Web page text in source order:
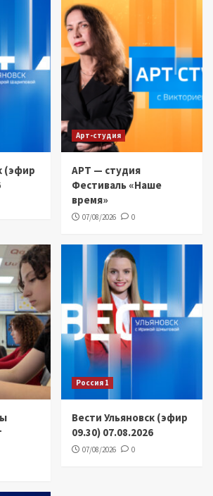
(эфир
Арт-студия
АРТ — студия
Фестиваль «Наше
время»
07/08/2026 0
Россия 1
Вести Ульяновск (эфир
09.30) 07.08.2026
07/08/2026 0